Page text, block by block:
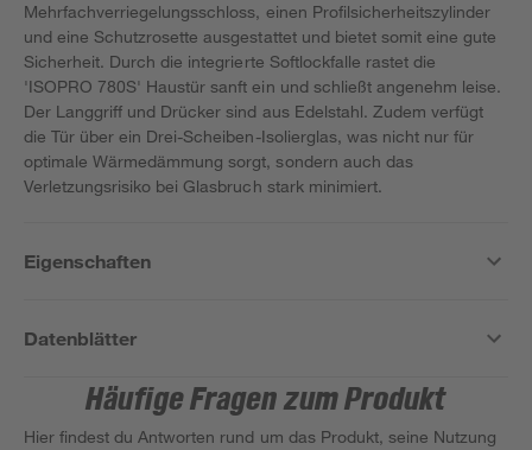
Mehrfachverriegelungsschloss, einen Profilsicherheitszylinder
und eine Schutzrosette ausgestattet und bietet somit eine gute
Sicherheit. Durch die integrierte Softlockfalle rastet die
'ISOPRO 780S' Haustür sanft ein und schließt angenehm leise.
Der Langgriff und Drücker sind aus Edelstahl. Zudem verfügt
die Tür über ein Drei-Scheiben-Isolierglas, was nicht nur für
optimale Wärmedämmung sorgt, sondern auch das
Verletzungsrisiko bei Glasbruch stark minimiert.
Eigenschaften
Datenblätter
Häufige Fragen zum Produkt
Hier findest du Antworten rund um das Produkt, seine Nutzung